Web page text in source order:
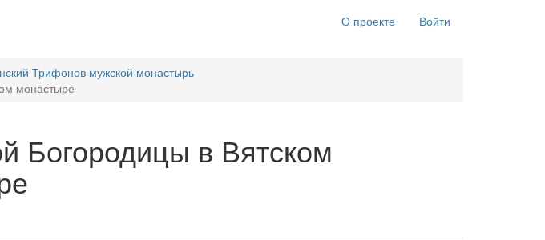
О проекте Войти
Трифонов мужской монастырь
монастыре
Богородицы в Вятском